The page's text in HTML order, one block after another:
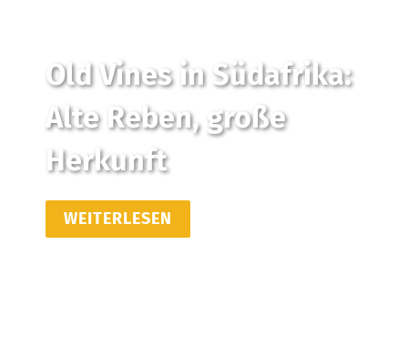
Old Vines in Südafrika:
Alte Reben, große
Herkunft
WEITERLESEN